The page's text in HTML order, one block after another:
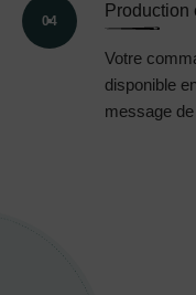
04
Production
Votre
disponible
message